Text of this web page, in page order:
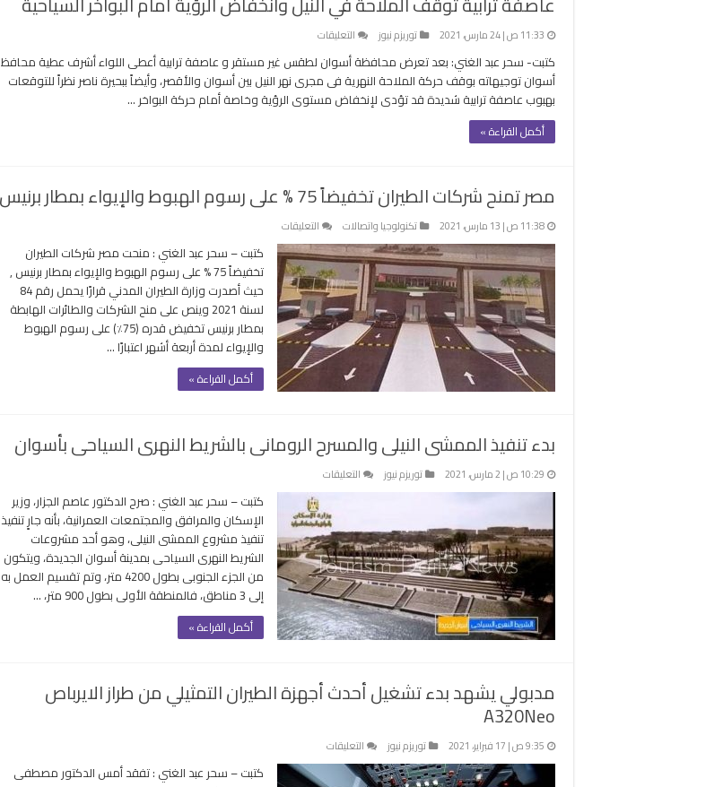
مغلقة
11:33 ص | 24 مارس، 2021 توريزم نيوز التعليقات
ترابية
توقف
الملاحة
أمام
السياحية
مغلقة
كتبت- سحر عبد الغني: بعد تعرض محافظة أسوان لطقس غير مستقر و عاصفة ترابية أعطى اللواء أشرف عطية محافظ
أسوان توجيهاته بوقف حركة الملاحة النهرية فى مجرى نهر النيل بين أسوان والأقصر، وأيضاً ببحيرة ناصر نظراً للتوقعات
بهبوب عاصفة ترابية شديدة قد تؤدى لإنخفاض مستوى الرؤية وخاصة أمام حركة البواخر …
أكمل القراءة »
مصر تمنح شركات الطيران تخفيضاً 75 % على رسوم الهبوط والإيواء بمطار برنيس
11:38 ص | 13 مارس، 2021 تكنولوجيا واتصالات التعليقات
مصر
تمنح
شركات
الطيران
تخفيضاً
75
رسوم
بمطار
برنيس
كتبت – سحر عبد الغني : منحت مصر شركات الطيران
تخفيضاً 75 % على رسوم الهبوط والإيواء بمطار برنيس ,
حيث أصدرت وزارة الطيران المدني قرارًا يحمل رقم 84
لسنة 2021 وينص على منح الشركات والطائرات الهابطة
بمطار برنيس تخفيض قدره (75٪) على رسوم الهبوط
والإيواء لمدة أربعة أشهر اعتبارًا …
أكمل القراءة »
بدء تنفيذ الممشى النيلى والمسرح الرومانى بالشريط النهرى السياحى بأسوان
10:29 ص | 2 مارس، 2021 توريزم نيوز التعليقات
بدء
تنفيذ
الممشى
النيلى
والمسرح
الرومانى
بالشريط
النهرى
السياحى
كتبت – سحر عبد الغني : صرح الدكتور عاصم الجزار، وزير
الإسكان والمرافق والمجتمعات العمرانية، بأنه جارٍ تنفيذ
تنفيذ مشروع الممشى النيلى، وهو أحد مشروعات
الشريط النهرى السياحى بمدينة أسوان الجديدة، ويتكون
من الجزء الجنوبى بطول 4200 متر، وتم تقسيم العمل به
إلى 3 مناطق، فالمنطقة الأولى بطول 900 متر، …
أكمل القراءة »
مدبولي يشهد بدء تشغيل أحدث أجهزة الطيران التمثيلي من طراز الايرباص
A320Neo
9:35 ص | 17 فبراير، 2021 توريزم نيوز التعليقات
مدبولي
يشهد
كتبت – سحر عبد الغني : تفقد أمس الدكتور مصطفى